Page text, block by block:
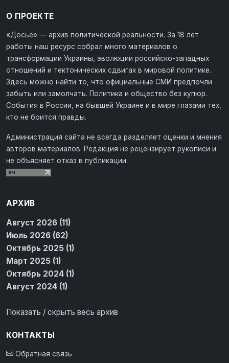
О ПРОЕКТЕ
«Досье» — архив политической реальности. За 18 лет
работы наш ресурс собрал много материалов о
трансформации Украины, эволюции российско-западных
отношений и тектонических сдвигах в мировой политике.
Здесь можно найти то, что официальные СМИ предпочли
забыть или замолчать. Политика и общество без купюр.
События в России, на бывшей Украине и в мире глазами тех,
кто не боится правды.
Администрация сайта не всегда разделяет оценки и мнения
авторов материалов. Редакция не рецензирует рукописи и
не объясняет отказ в публикации.
АРХИВ
Август 2026 (11)
Июль 2026 (62)
Октябрь 2025 (1)
Март 2025 (1)
Октябрь 2024 (1)
Август 2024 (1)
Показать / скрыть весь архив
КОНТАКТЫ
Обратная связь